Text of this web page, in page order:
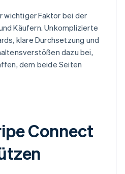
wichtiger Faktor bei der
Käufern. Unkomplizierte
klare Durchsetzung und
dazu bei,
dem beide Seiten
Connect